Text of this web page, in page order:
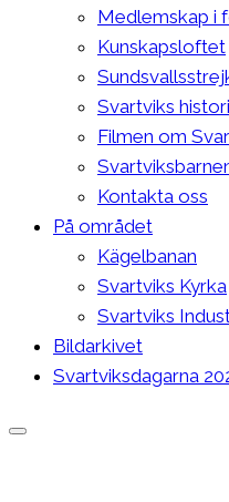
Medlemskap i
Kunskapsloftet
Svartviks
Filmen om
Kontakta oss
På området
Kägelbanan
Svartviks Kyrka
Svartviks
Bildarkivet
Svartviksdagarna